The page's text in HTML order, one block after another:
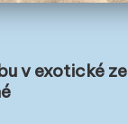
v exotické